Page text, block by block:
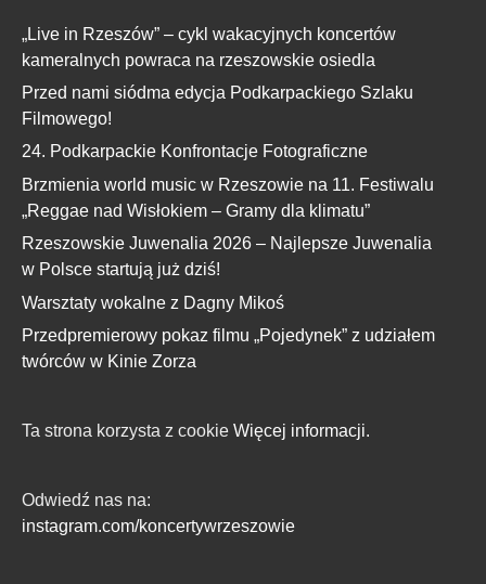
„Live in Rzeszów” – cykl wakacyjnych koncertów
kameralnych powraca na rzeszowskie osiedla
Przed nami siódma edycja Podkarpackiego Szlaku
Filmowego!
24. Podkarpackie Konfrontacje Fotograficzne
Brzmienia world music w Rzeszowie na 11. Festiwalu
„Reggae nad Wisłokiem – Gramy dla klimatu”
Rzeszowskie Juwenalia 2026 – Najlepsze Juwenalia
w Polsce startują już dziś!
Warsztaty wokalne z Dagny Mikoś
Przedpremierowy pokaz filmu „Pojedynek” z udziałem
twórców w Kinie Zorza
Ta strona korzysta z cookie Więcej informacji.
Odwiedź nas na:
instagram.com/koncertywrzeszowie